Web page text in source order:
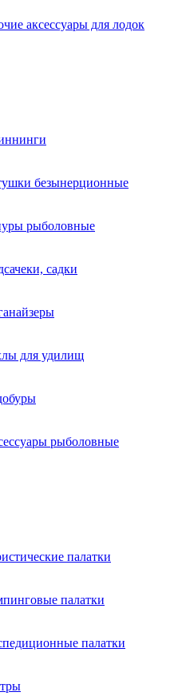
аксессуары для лодок
безынерционные
рыболовные
садки
для удилищ
рыболовные
палатки
палатки
палатки